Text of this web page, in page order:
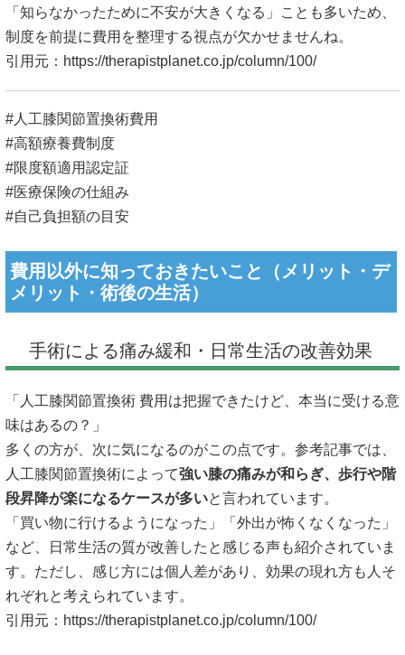
「知らなかったために不安が大きくなる」ことも多いため、
制度を前提に費用を整理する視点が欠かせませんね。
引用元： https://therapistplanet.co.jp/column/100/
#人工膝関節置換術費用
#高額療養費制度
#限度額適用認定証
#医療保険の仕組み
#自己負担額の目安
費用以外に知っておきたいこと（メリット・デ
メリット・術後の生活）
手術による痛み緩和・日常生活の改善効果
「人工膝関節置換術 費用は把握できたけど、本当に受ける意
味はあるの？」
多くの方が、次に気になるのがこの点です。参考記事では、
人工膝関節置換術によって強い膝の痛みが和らぎ、歩行や階
段昇降が楽になるケースが多いと言われています。
「買い物に行けるようになった」「外出が怖くなくなった」
など、日常生活の質が改善したと感じる声も紹介されていま
す。ただし、感じ方には個人差があり、効果の現れ方も人そ
れぞれと考えられています。
引用元： https://therapistplanet.co.jp/column/100/